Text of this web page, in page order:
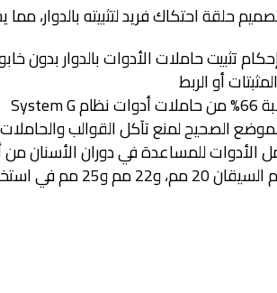
حلقة احتكاك فريد لتثبيته بالدوار،
تثبيت حاملات الأدوات بالدوار بدون
الصحيح لمنع تآكل القوالب والحاملات
الأدوات للمساعدة في دوران الأسنان
عديدة